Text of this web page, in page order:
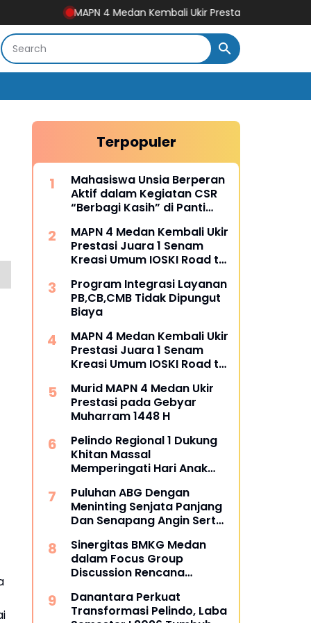
MAPN 4 Medan Kembali Ukir Prestasi Juara 1 Senam Kreasi
Terpopuler
Mahasiswa Unsia Berperan
Aktif dalam Kegiatan CSR
“Berbagi Kasih” di Panti
MAPN 4 Medan Kembali Ukir
Prestasi Juara 1 Senam
Kreasi Umum IOSKI Road to
Program Integrasi Layanan
PB,CB,CMB Tidak Dipungut
Biaya
MAPN 4 Medan Kembali Ukir
Prestasi Juara 1 Senam
Kreasi Umum IOSKI Road to
Murid MAPN 4 Medan Ukir
Prestasi pada Gebyar
Muharram 1448 H
Pelindo Regional 1 Dukung
Khitan Massal
Memperingati Hari Anak
Puluhan ABG Dengan
Meninting Senjata Panjang
Dan Senapang Angin Serta
Sinergitas BMKG Medan
dalam Focus Group
Discussion Rencana
Sumatra Utara
Danantara Perkuat
Transformasi Pelindo, Laba